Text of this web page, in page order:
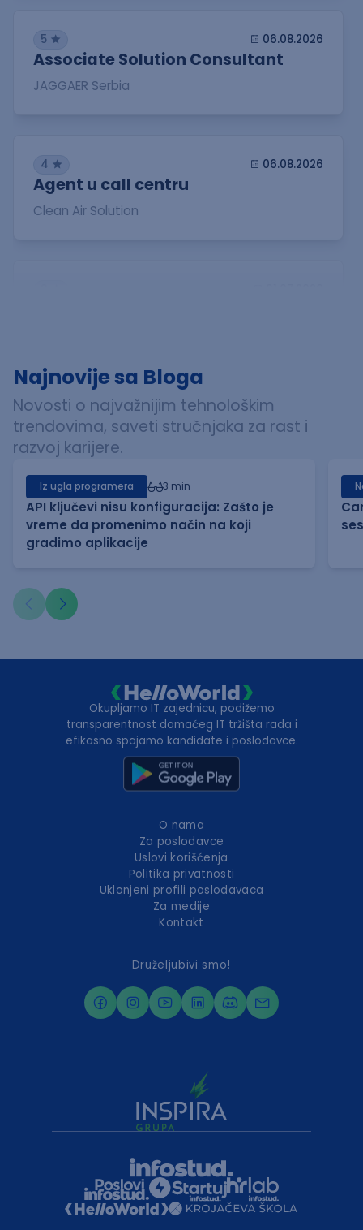
5 06.08.2026
Associate Solution Consultant
JAGGAER Serbia
4 06.08.2026
Agent u call centru
Clean Air Solution
1 30.07.2026
Reservations Agent
Globalkom d.o.o
1
Hyperoptic Ltd
5 28.07.2026
Senior ML Engineer
Blue Grid d.o.o
Najnovije sa Bloga
Novosti o najvažnijim tehnološkim
trendovima, saveti stručnjaka za rast i
razvoj karijere.
Iz ugla programera 3 min
API ključevi nisu konfiguracija: Zašto je
vreme da promenimo način na koji
gradimo aplikacije
Okupljamo IT zajednicu, podižemo
transparentnost domaćeg IT tržišta rada i
efikasno spajamo kandidate i poslodavce.
O nama
Za poslodavce
Uslovi korišćenja
Politika privatnosti
Uklonjeni profili poslodavaca
Za medije
Kontakt
Druželjubivi smo!